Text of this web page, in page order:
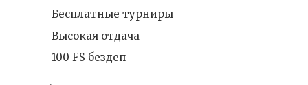
Бесплатные турниры
Высокая отдача
100 FS бездеп